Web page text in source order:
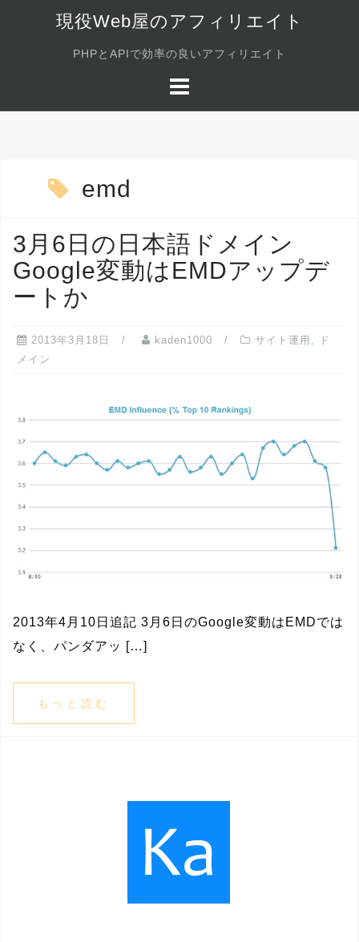
現役Web屋のアフィリエイト
PHPとAPIで効率の良いアフィリエイト
emd
3月6日の日本語ドメイン
Google変動はEMDアップデ
ートか
2013年3月18日 kaden1000 サイト運用 ,
ド
メイン
2013年4月10日追記 3月6日のGoogle変動はEMDでは
なく、パンダアッ […]
もっと読む